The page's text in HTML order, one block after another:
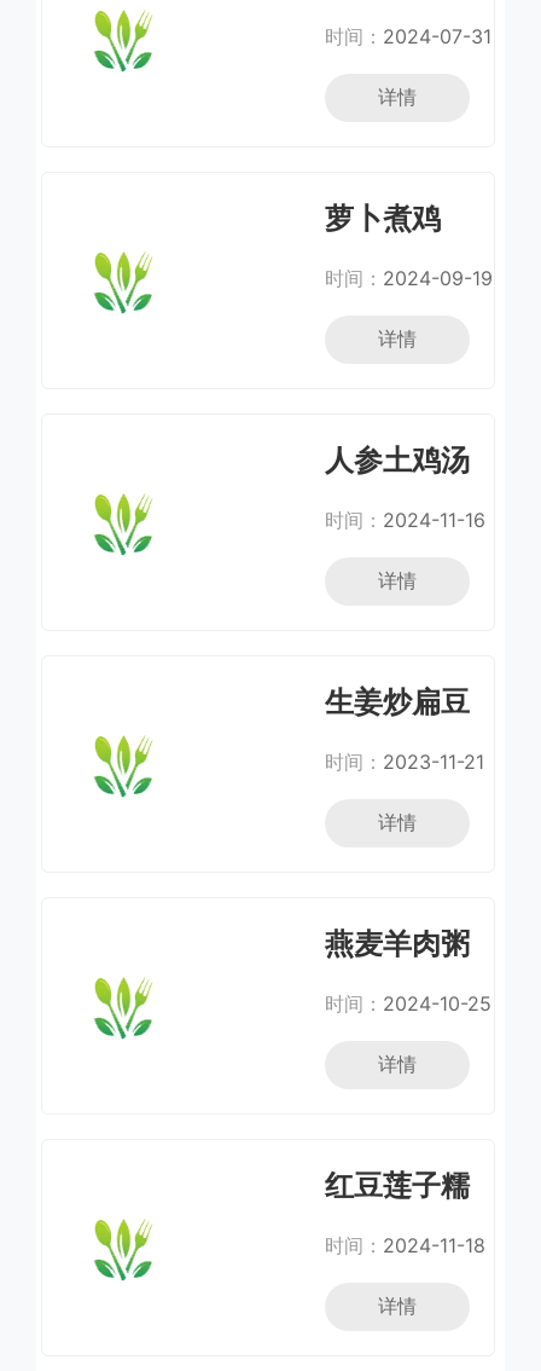
时间： 2024-07-31
详情
萝卜煮鸡
时间： 2024-09-19
详情
人参土鸡汤
时间： 2024-11-16
详情
生姜炒扁豆
时间： 2023-11-21
详情
燕麦羊肉粥
时间： 2024-10-25
详情
红豆莲子糯
时间： 2024-11-18
详情